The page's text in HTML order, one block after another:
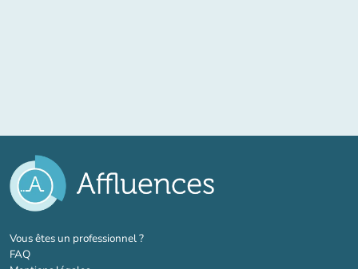
Vous êtes un professionnel ?(nouvel onglet)
FAQ